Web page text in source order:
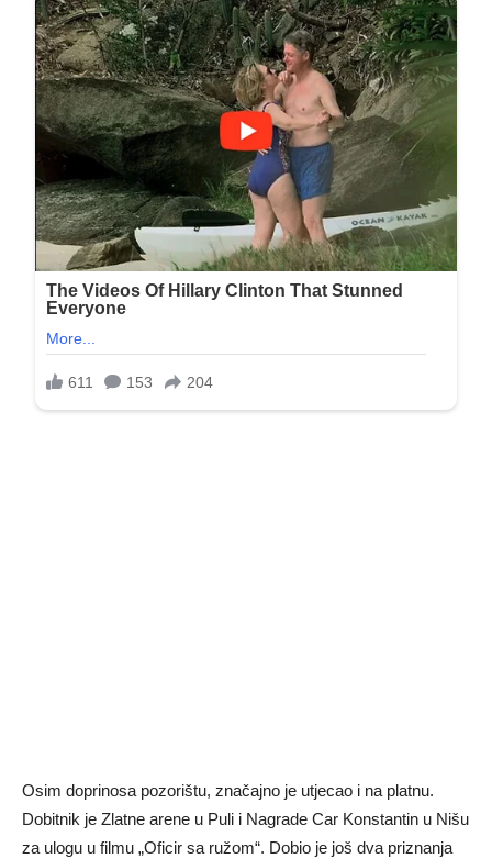
Osim doprinosa pozorištu, značajno je utjecao i na platnu.
Dobitnik je Zlatne arene u Puli i Nagrade Car Konstantin u Nišu
za ulogu u filmu „Oficir sa ružom“. Dobio je još dva priznanja